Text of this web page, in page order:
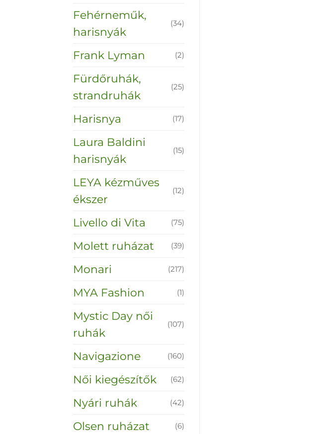
Fehérneműk,
harisnyák
(34)
Frank Lyman (2)
Fürdőruhák,
strandruhák
(25)
Harisnya (17)
Laura Baldini
harisnyák
(15)
LEYA kézműves
ékszer
(12)
Livello di Vita (75)
Molett ruházat (39)
Monari (217)
MYA Fashion (1)
Mystic Day női
ruhák
(107)
Navigazione (160)
Női kiegészítők (62)
Nyári ruhák (42)
Olsen ruházat (6)